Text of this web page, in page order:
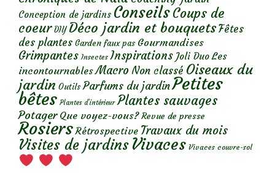
Conception de jardins ConseilsCoups de
coeur DIY Déco jardin et bouquetsFêtes
des plantes Garden faux pas Gourmandises
Grimpantes Insectes Inspirations Joli Duo Les
incontournables Macro Non classé Oiseaux du
jardin Outils Parfums du jardinPetites
bêtes Plantes d’intérieur Plantes sauvages
Potager Que voyez-vous? Revue de presse
Rosiers Rétrospective Travaux du mois
Visites de jardins Vivaces Vivaces couvre-sol